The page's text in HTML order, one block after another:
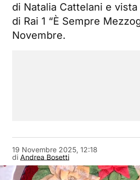
di Natalia Cattelani e
di Rai 1 “È Sempre
Novembre.
di Andrea Bosetti
19 Novembre 2025, 12:18